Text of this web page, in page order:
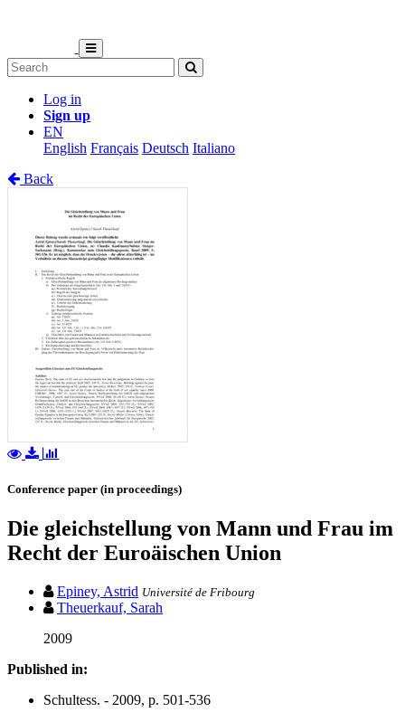
Log in
Sign up
EN
English Français Deutsch Italiano
Back
Conference paper (in proceedings)
Die gleichstellung von Mann und Frau im
Recht der Euroäischen Union
Epiney, Astrid Université de Fribourg
Theuerkauf, Sarah
2009
Published in:
Schultess. - 2009, p. 501-536